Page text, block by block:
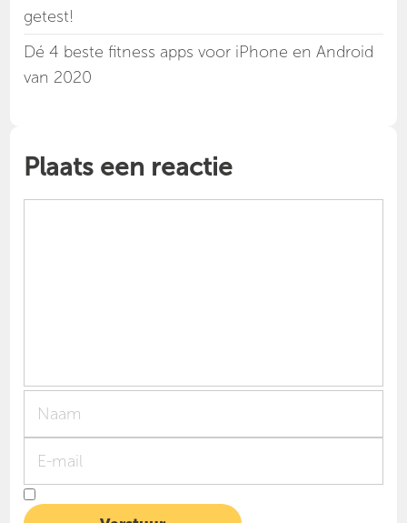
getest!
Dé 4 beste fitness apps voor iPhone en Android
van 2020
Plaats een reactie